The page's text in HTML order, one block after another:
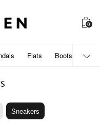
0
Flats Boots 개
Sneakers